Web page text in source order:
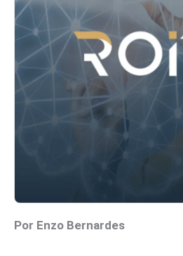
Por Enzo Bernardes